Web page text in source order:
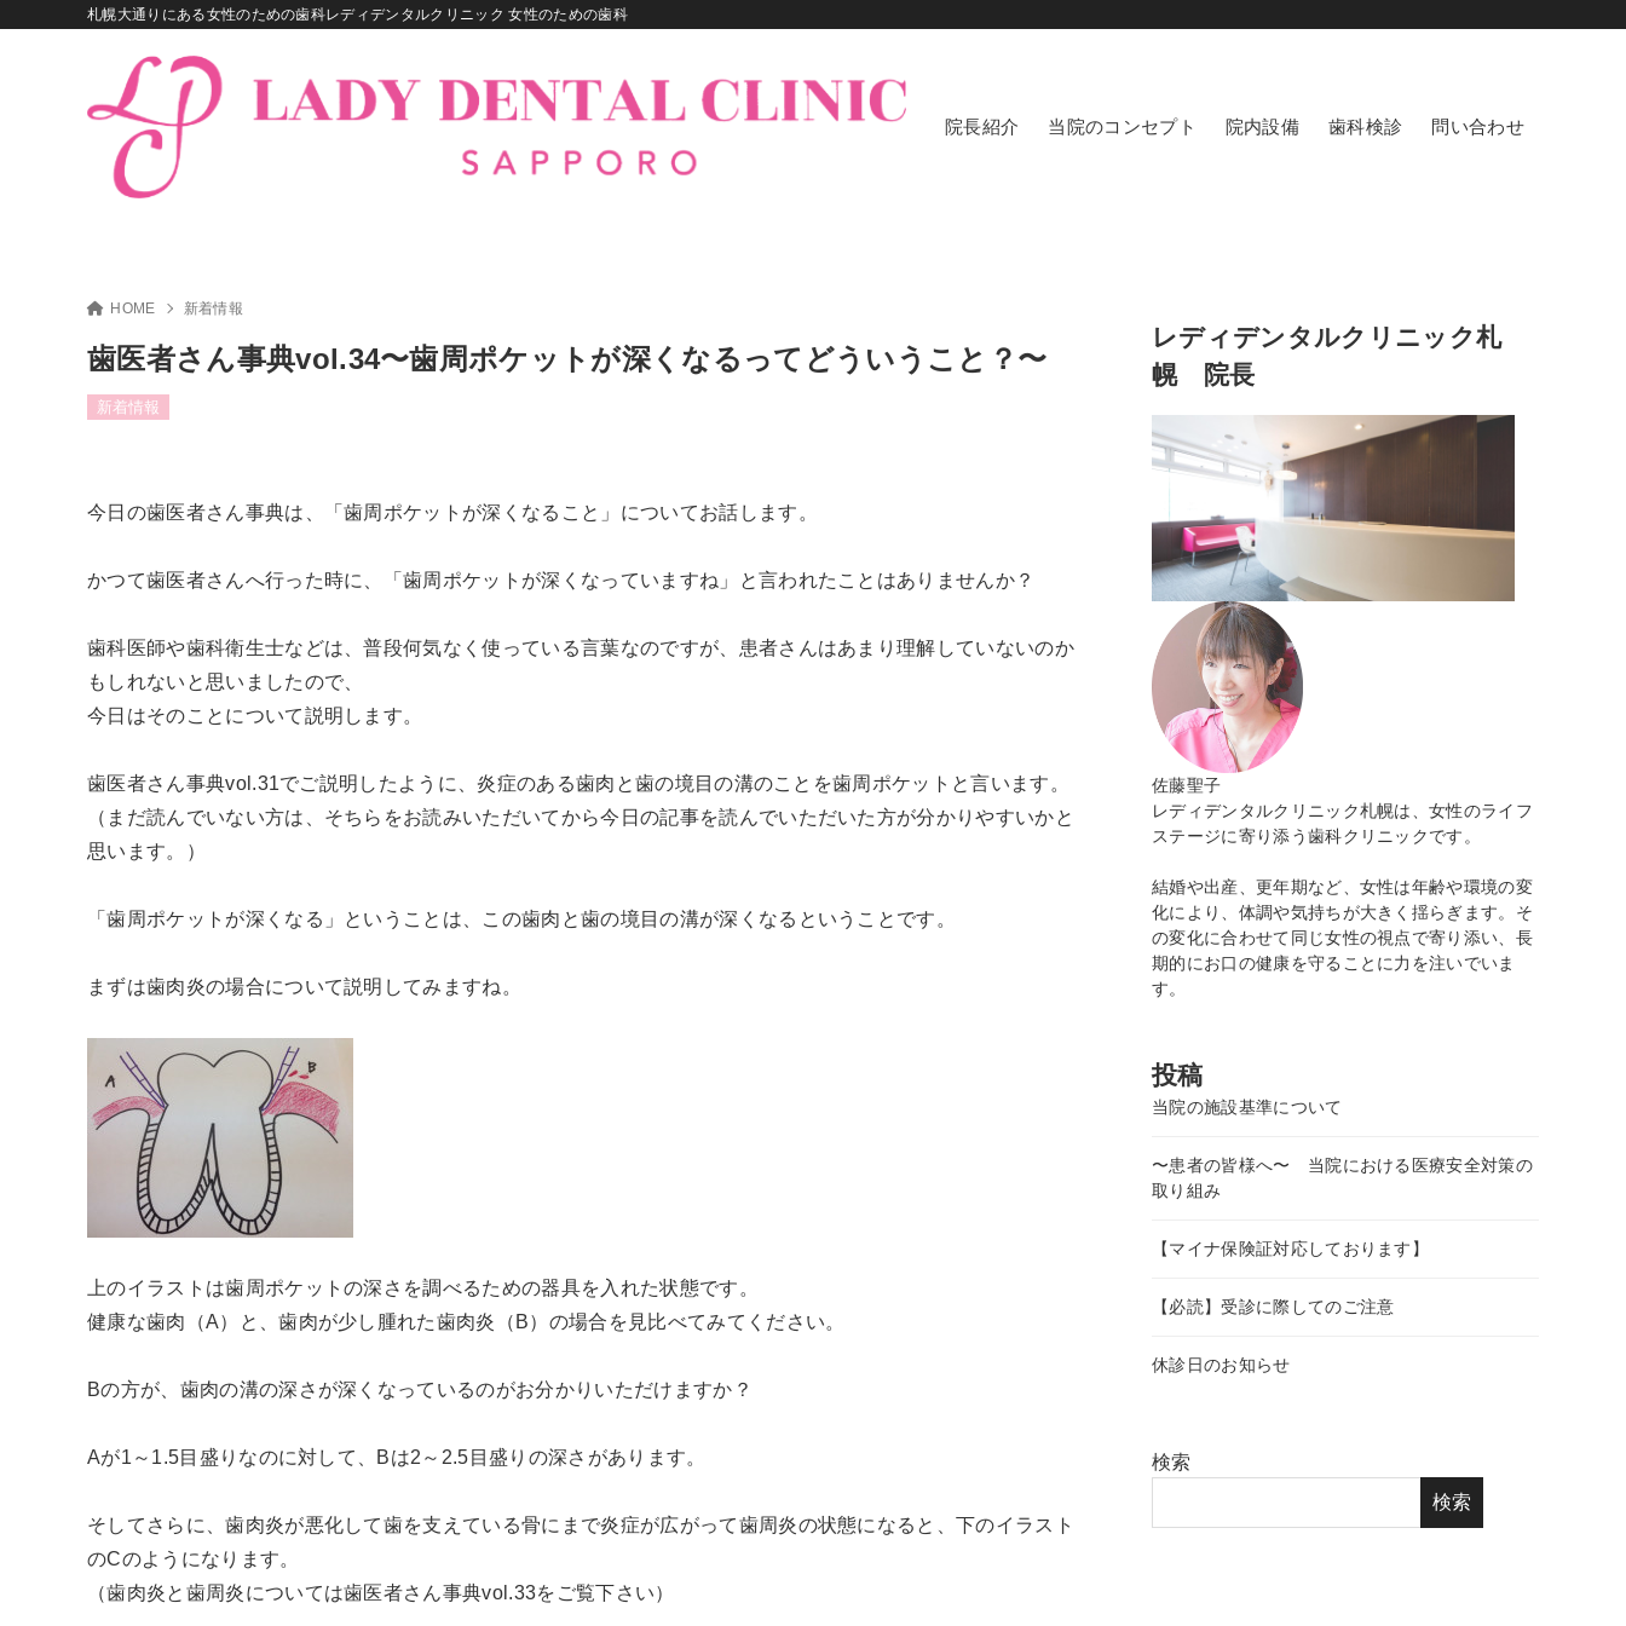
札幌大通りにある女性のための歯科レディデンタルクリニック 女性のための歯科
院長紹介 当院のコンセプト 院内設備 歯科検診 問い合わせ
HOME 新着情報
歯医者さん事典vol.34〜歯周ポケットが深くなるってどういうこと？〜
新着情報
今日の歯医者さん事典は、「歯周ポケットが深くなること」についてお話します。
かつて歯医者さんへ行った時に、「歯周ポケットが深くなっていますね」と言われたことはありませんか？
歯科医師や歯科衛生士などは、普段何気なく使っている言葉なのですが、患者さんはあまり理解していないのか
もしれないと思いましたので、
今日はそのことについて説明します。
歯医者さん事典vol.31でご説明したように、炎症のある歯肉と歯の境目の溝のことを歯周ポケットと言います。
（まだ読んでいない方は、そちらをお読みいただいてから今日の記事を読んでいただいた方が分かりやすいかと
思います。
）
「歯周ポケットが深くなる」ということは、この歯肉と歯の境目の溝が深くなるということです。
まずは歯肉炎の場合について説明してみますね。
上のイラストは歯周ポケットの深さを調べるための器具を入れた状態です。
健康な歯肉（A）と、歯肉が少し腫れた歯肉炎（B）の場合を見比べてみてください。
Bの方が、歯肉の溝の深さが深くなっているのがお分かりいただけますか？
Aが1～1.5目盛りなのに対して、Bは2～2.5目盛りの深さがあります。
そしてさらに、歯肉炎が悪化して歯を支えている骨にまで炎症が広がって歯周炎の状態になると、下のイラスト
のCのようになります。
（歯肉炎と歯周炎については歯医者さん事典vol.33をご覧下さい）
レディデンタルクリニック札
幌 院長
佐藤聖子
レディデンタルクリニック札幌は、女性のライフ
ステージに寄り添う歯科クリニックです。
結婚や出産、更年期など、女性は年齢や環境の変
化により、体調や気持ちが大きく揺らぎます。そ
の変化に合わせて同じ女性の視点で寄り添い、長
期的にお口の健康を守ることに力を注いでいま
す。
投稿
当院の施設基準について
〜患者の皆様へ〜 当院における医療安全対策の
取り組み
【マイナ保険証対応しております】
【必読】受診に際してのご注意
休診日のお知らせ
検索
検索